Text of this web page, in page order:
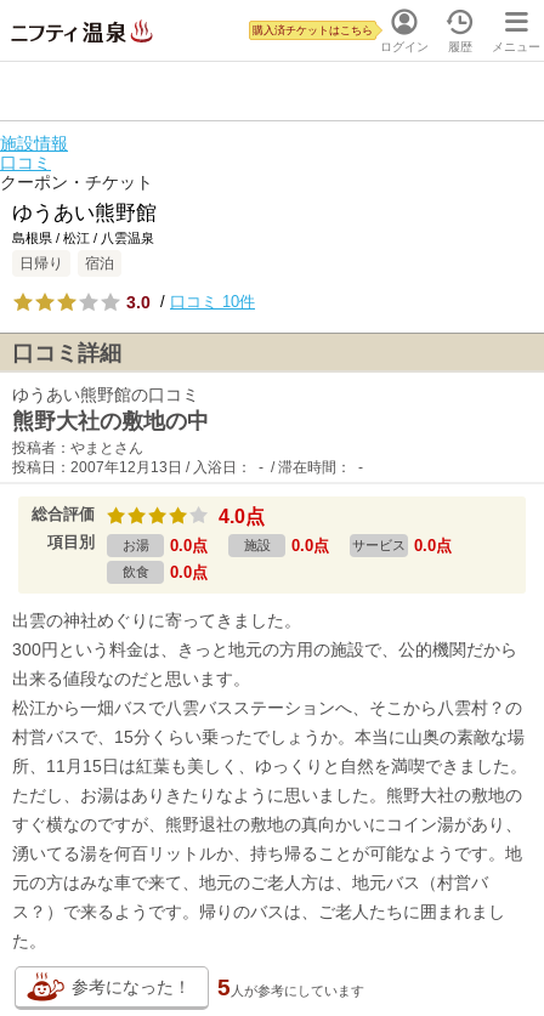
ログイン
購入済チケットはこちら
履歴 メニュー
施設情報
口コミ
クーポン・チケット
ゆうあい熊野館
島根県 / 松江 / 八雲温泉
日帰り 宿泊
3.0 / 口コミ 10件
口コミ詳細
ゆうあい熊野館の口コミ
熊野大社の敷地の中
投稿者：やまとさん
投稿日：2007年12月13日 / 入浴日： - / 滞在時間： -
総合評価 4.0点
項目別 お湯 0.0点 施設 0.0点 サービス 0.0点
飲食 0.0点
出雲の神社めぐりに寄ってきました。
300円という料金は、きっと地元の方用の施設で、公的機関だから
出来る値段なのだと思います。
松江から一畑バスで八雲バスステーションへ、そこから八雲村？の
村営バスで、15分くらい乗ったでしょうか。本当に山奥の素敵な場
所、11月15日は紅葉も美しく、ゆっくりと自然を満喫できました。
ただし、お湯はありきたりなように思いました。熊野大社の敷地の
すぐ横なのですが、熊野退社の敷地の真向かいにコイン湯があり、
湧いてる湯を何百リットルか、持ち帰ることが可能なようです。地
元の方はみな車で来て、地元のご老人方は、地元バス（村営バ
ス？）で来るようです。帰りのバスは、ご老人たちに囲まれまし
た。
参考になった！ 5 人が参考にしています